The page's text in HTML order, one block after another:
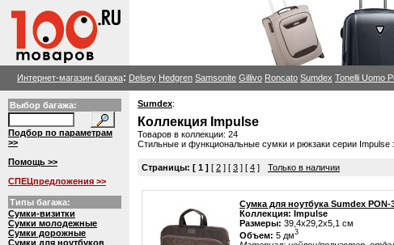
Интернет-магазин багажа: Delsey Hedgren Samsonite Gillivo Roncato Sumdex Tonelli Uomo
Выбор багажа:
Подбор по параметрам
>>
Помощь >>
СПЕЦпредложения >>
Типы багажа:
Сумки-визитки
Сумки молодежные
Сумки дорожные
Сумки для ноутбуков
Sumdex:
Коллекция Impulse
Товаров в коллекции: 24
Стильные и функциональные сумки и рюкзаки серии Impulse
Страницы: [ 1 ] [ 2 ] [ 3 ] [ 4 ] Только в наличии
Сумка для ноутбука Sumdex PON-
Коллекция: Impulse
Размеры: 39,4x29,2x5,1 см
Объем: 5 дм3